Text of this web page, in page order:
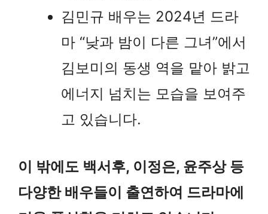
김민규 배우는 2024년 드라
마 “낮과 밤이 다른 그녀”에서
김보미의 동생 역을 맡아 밝고
에너지 넘치는 모습을 보여주
고 있습니다.
이 밖에도 백서후, 이정은, 윤주상 등
다양한 배우들이 출연하여 드라마에